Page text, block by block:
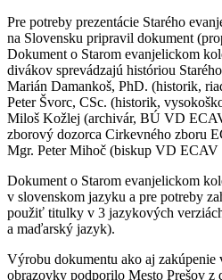
Pre potreby prezentácie Starého
na Slovensku pripravil dokument
Dokument o Starom evanjelickom
divákov sprevádzajú históriou
Marián Damankoš, PhD. (historik,
Peter Švorc, CSc. (historik,
Miloš Kožlej (archivár, BÚ VD
zborový dozorca Cirkevného zboru
Mgr. Peter Mihoč (biskup VD ECAV
Dokument o Starom evanjelickom
v slovenskom jazyku a pre potreby
použiť titulky v 3 jazykových
a maďarský jazyk).
Výrobu dokumentu ako aj
obrazovky podporilo Mesto Prešov z